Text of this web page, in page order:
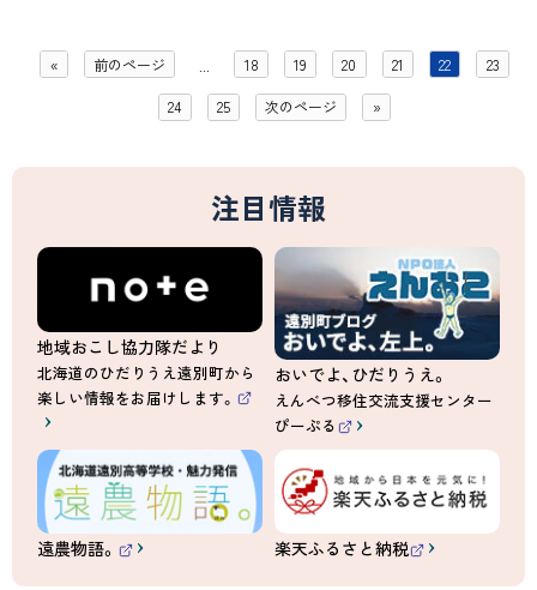
« 前のページ 18 19 20 21 22 23
24 25 次のページ »
注目情報
地域おこし協力隊だより
北海道のひだりうえ遠別町から
楽しい情報をお届けします。
部
サ
イ
）
おいでよ、ひだりうえ。
えんべつ移住交流支援センター
ぴーぷる
部
サ
イ
）
遠農物語。
外
楽天ふるさと納税
外